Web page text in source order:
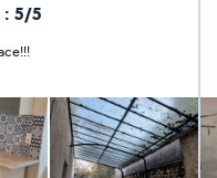
: 5/5